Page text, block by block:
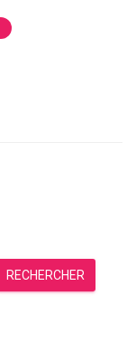
RECHERCHER